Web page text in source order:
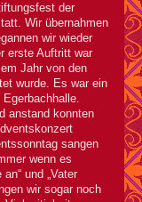
der
Wir übernahmen
wir wieder
erste Auftritt war
Jahr von den
wurde. Es war ein
anstand konnten
sangen
wenn es
und „Vater
wir sogar noch